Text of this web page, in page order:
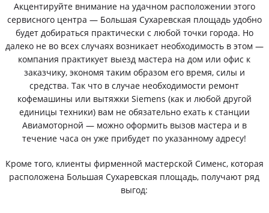
Акцентируйте внимание на удачном расположении этого
сервисного центра — Большая Сухаревская площадь удобно
будет добираться практически с любой точки города. Но
далеко не во всех случаях возникает необходимость в этом —
компания практикует выезд мастера на дом или офис к
заказчику, экономя таким образом его время, силы и
средства. Так что в случае необходимости ремонт
кофемашины или вытяжки Siemens (как и любой другой
единицы техники) вам не обязательно ехать к станции
Авиамоторной — можно оформить вызов мастера и в
течение часа он уже прибудет по указанному адресу!
Кроме того, клиенты фирменной мастерской Сименс, которая
расположена Большая Сухаревская площадь, получают ряд
выгод: